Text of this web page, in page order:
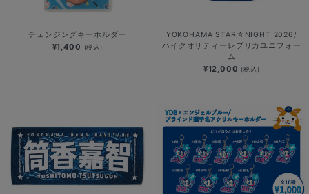
チェンジングキーホルダー
¥1,400 (税込)
YOKOHAMA STAR☆NIGHT 2026/
ハイクオリティーレプリカユニフォー
ム
¥12,000 (税込)